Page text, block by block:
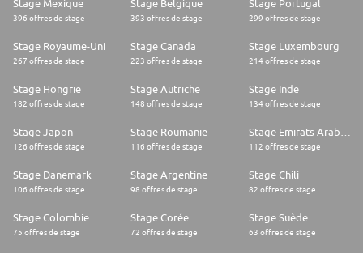
Stage Mexique
396 offres de stage
Stage Belgique
393 offres de stage
Stage Portugal
299 offres de stage
Stage Royaume-Uni
267 offres de stage
Stage Canada
223 offres de stage
Stage Luxembourg
214 offres de stage
Stage Hongrie
182 offres de stage
Stage Autriche
148 offres de stage
Stage Inde
134 offres de stage
Stage Japon
126 offres de stage
Stage Roumanie
116 offres de stage 112 offres de stage
Stage Danemark
106 offres de stage
Stage Argentine
98 offres de stage
Stage Chili
82 offres de stage
Stage Colombie
75 offres de stage
Stage Corée
72 offres de stage
Stage Suède
63 offres de stage